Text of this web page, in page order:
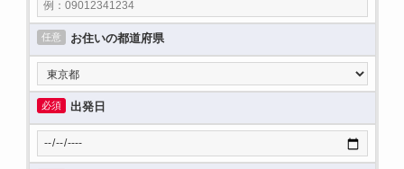
任意 お住いの都道府県
必須 出発日